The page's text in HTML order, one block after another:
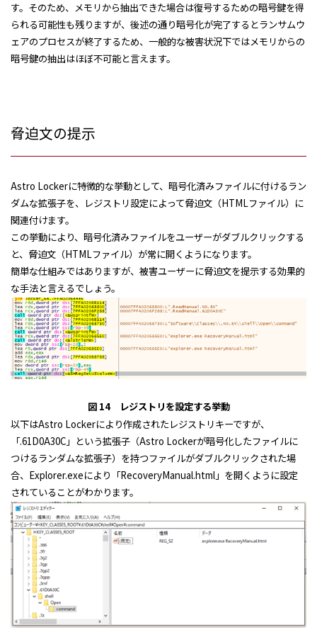
す。そのため、メモリから抽出できた場合は復号するための暗号鍵を得
られる可能性も残りますが、後述の通り暗号化が完了するとランサムウ
ェアのプロセスが終了するため、一般的な被害状況下ではメモリからの
暗号鍵の抽出はほぼ不可能と言えます。
脅迫文の提示
Astro Lockerに特徴的な挙動として、暗号化済みファイルに付けるラン
ダムな拡張子を、レジストリ設定によって脅迫文（HTMLファイル）に
関連付けます。
この挙動により、暗号化済みファイルをユーザーがダブルクリックする
と、脅迫文（HTMLファイル）が常に開くようになります。
簡単な仕組みではありますが、被害ユーザーに脅迫文を提示する効果的
な手法と言えるでしょう。
図 14 レジストリを設定する挙動
以下はAstro Lockerにより作成されたレジストリキーですが、
「.61D0A30C」という拡張子（Astro Lockerが暗号化したファイルに
つけるランダムな拡張子）を持つファイルがダブルクリックされた場
合、Explorer.exeにより「RecoveryManual.html」を開くように設定
されていることがわかります。